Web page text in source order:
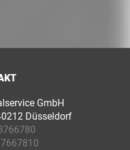
GmbH
Düsseldorf